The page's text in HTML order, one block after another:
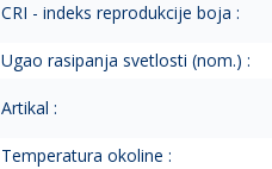
CRI - indeks reprodukcije boja :
Ugao rasipanja svetlosti (nom.) :
Artikal :
Temperatura okoline :